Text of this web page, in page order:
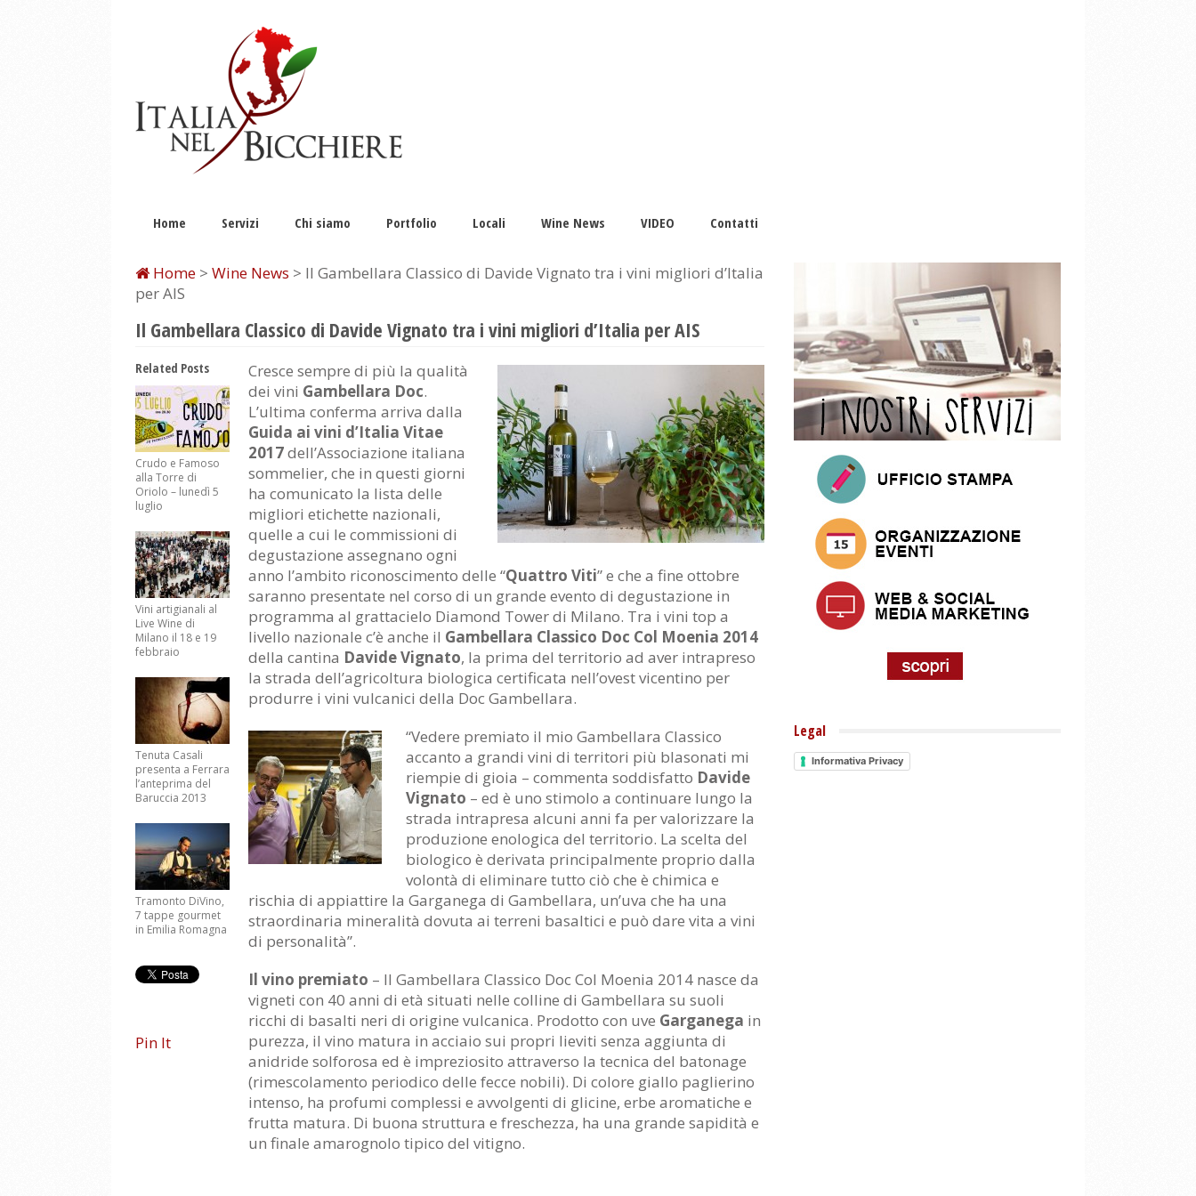
Home Servizi Chi siamo Portfolio Locali Wine News VIDEO Contatti
Home > Wine News > Il Gambellara Classico di Davide Vignato tra i vini migliori d’Italia
per AIS
Il Gambellara Classico di Davide Vignato tra i vini migliori d’Italia per AIS
Cresce sempre di più la qualità
dei vini Gambellara Doc.
L’ultima conferma arriva dalla
Guida ai vini d’Italia Vitae
2017dell’Associazione italiana
sommelier, che in questi giorni
ha comunicato la lista delle
migliori etichette nazionali,
quelle a cui le commissioni di
degustazione assegnano ogni
anno l’ambito riconoscimento delle “Quattro Viti” e che a fine ottobre
saranno presentate nel corso di un grande evento di degustazione in
programma al grattacielo Diamond Tower di Milano. Tra i vini top a
livello nazionale c’è anche il Gambellara Classico Doc Col Moenia 2014
della cantina Davide Vignato, la prima del territorio ad aver intrapreso
la strada dell’agricoltura biologica certificata nell’ovest vicentino per
produrre i vini vulcanici della Doc Gambellara.
“Vedere premiato il mio Gambellara Classico
accanto a grandi vini di territori più blasonati mi
riempie di gioia – commenta soddisfatto Davide
Vignato – ed è uno stimolo a continuare lungo la
strada intrapresa alcuni anni fa per valorizzare la
produzione enologica del territorio. La scelta del
biologico è derivata principalmente proprio dalla
volontà di eliminare tutto ciò che è chimica e
rischia di appiattire la Garganega di Gambellara, un’uva che ha una
straordinaria mineralità dovuta ai terreni basaltici e può dare vita a vini
di personalità”.
Il vino premiato – Il Gambellara Classico Doc Col Moenia 2014 nasce da
vigneti con 40 anni di età situati nelle colline di Gambellara su suoli
ricchi di basalti neri di origine vulcanica. Prodotto con uve Garganega in
purezza, il vino matura in acciaio sui propri lieviti senza aggiunta di
anidride solforosa ed è impreziosito attraverso la tecnica del batonage
(rimescolamento periodico delle fecce nobili). Di colore giallo paglierino
intenso, ha profumi complessi e avvolgenti di glicine, erbe aromatiche e
frutta matura. Di buona struttura e freschezza, ha una grande sapidità e
un finale amarognolo tipico del vitigno.
Related Posts
Crudo e Famoso
alla Torre di
Oriolo – lunedì 5
luglio
Vini artigianali al
Live Wine di
Milano il 18 e 19
febbraio
Tenuta Casali
presenta a Ferrara
l’anteprima del
Baruccia 2013
Tramonto DiVino,
7 tappe gourmet
in Emilia Romagna
Pin It
Legal
Informativa Privacy